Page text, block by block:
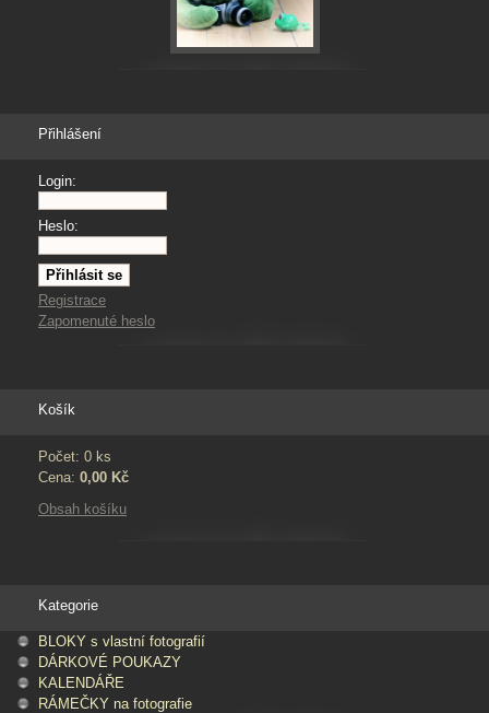
Přihlášení
Login:
Heslo:
Registrace
Zapomenuté heslo
Košík
Počet: 0 ks
Cena: 0,00 Kč
Obsah košíku
Kategorie
BLOKY s vlastní fotografií
DÁRKOVÉ POUKAZY
KALENDÁŘE
RÁMEČKY na fotografie